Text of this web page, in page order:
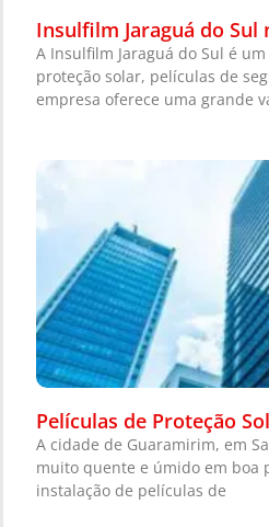
Insulfilm Jaraguá do Sul
A Insulfilm Jaraguá do Sul é
proteção solar, películas de
empresa oferece uma grande
Películas de Proteção
A cidade de Guaramirim, em
muito quente e úmido em boa
instalação de películas de